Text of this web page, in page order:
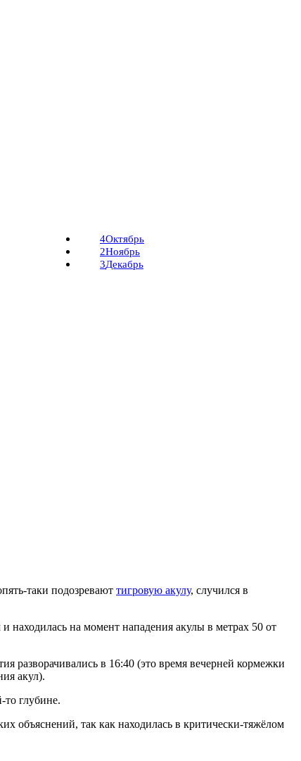
4Октябрь
2Ноябрь
3Декабрь
таки подозревают тигровую акулу, случился в
находилась на момент нападения акулы в метрах 50 от
разворачивались в 16:40 (это время вечерней кормежки
акул).
то глубине.
объяснений, так как находилась в критически-тяжёлом